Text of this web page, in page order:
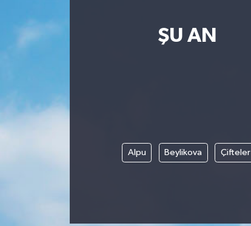
ŞU AN
Alpu Beylikova Çifteler